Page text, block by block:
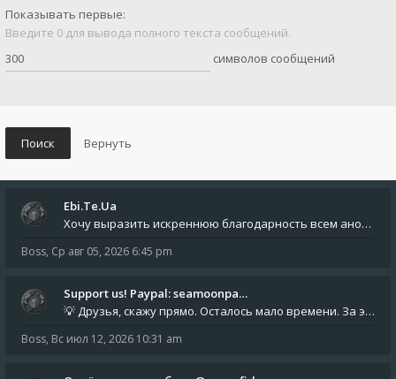
Показывать первые:
Введите 0 для вывода полного текста сообщений.
символов сообщений
Ebi.Te.Ua
Хочу выразить искреннюю благодарность всем анонимным пользователям, которые поддержали наше сообщество финансово. Благод
Boss, Ср авг 05, 2026 6:45 pm
Support us! Paypal: seamoonpa…
💡 Друзья, скажу прямо. Осталось мало времени. За это время нам нужно закрыть последние обязательные расходы: около 500
Boss, Вс июл 12, 2026 10:31 am